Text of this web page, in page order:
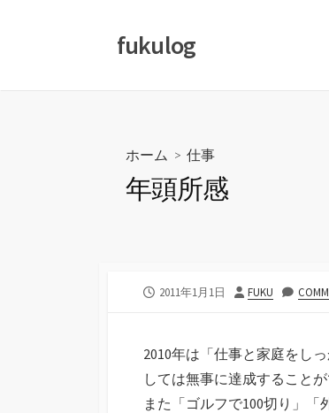
fukulog
ホーム > 仕事
年頭所感
公
2011年1月1日
投
FUKU
2010年は「仕事と家庭をし
しては無事に達成すること
また「ゴルフで100切り」